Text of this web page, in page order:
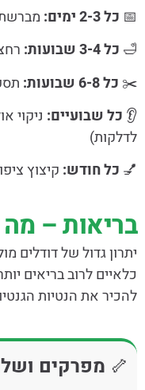
📅 כל 2-3 ימים:
🛁 כל 3-4 שבועות:
✂️ כל 6-8 שבועות:
👂 כל שבועיים: ניקוי
לדלקות)
💅 כל חודש: קיצוץ
בריאות –
יתרון גדול של דודלים
כלאיים לרוב בריאים
להכיר את הנטיות
🦴 מפרקים